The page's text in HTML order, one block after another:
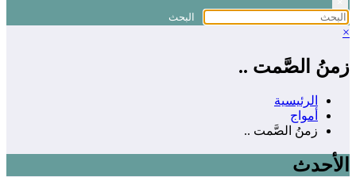
×
زمنُ الصَّمت ..
الرئيسية
أمواج
زمنُ الصَّمت ..
الأحدث